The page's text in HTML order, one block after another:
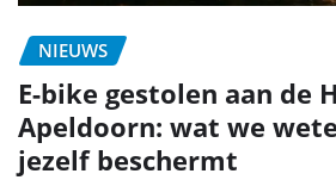
NIEUWS
E-bike gestolen aan de
Apeldoorn: wat we
jezelf beschermt